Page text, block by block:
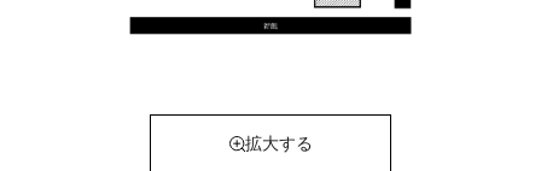
拡大する